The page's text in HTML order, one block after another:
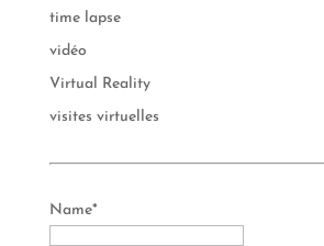
time lapse
vidéo
Virtual Reality
visites virtuelles
Name*